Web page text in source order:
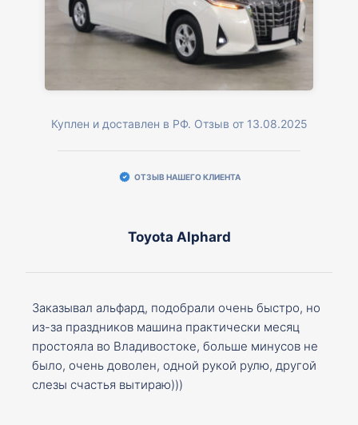
Куплен и доставлен в РФ. Отзыв от 13.08.2025
ОТЗЫВ НАШЕГО КЛИЕНТА
Toyota Alphard
Заказывал альфард, подобрали очень быстро, но
из-за праздников машина практически месяц
простояла во Владивостоке, больше минусов не
было, очень доволен, одной рукой рулю, другой
слезы счастья вытираю)))